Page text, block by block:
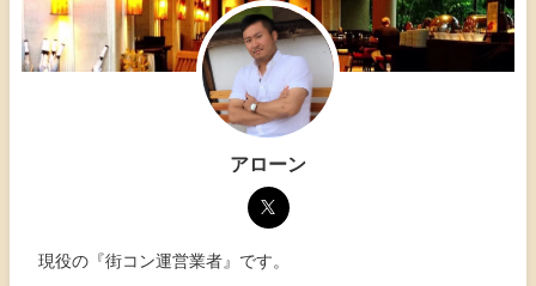
アローン
現役の『街コン運営業者』です。